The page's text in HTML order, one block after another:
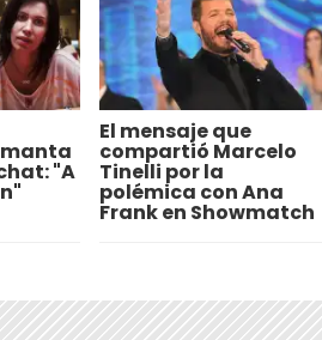
"A
El mensaje que
compartió Marcelo
Tinelli por la
polémica con Ana
Frank en Showmatch